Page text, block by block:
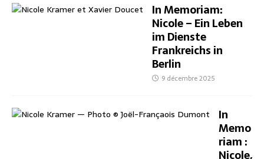
In Memoriam:
Nicole – Ein Leben
im Dienste
Frankreichs in
Berlin
9 décembre 2025
In
Memo
riam :
Nicole,